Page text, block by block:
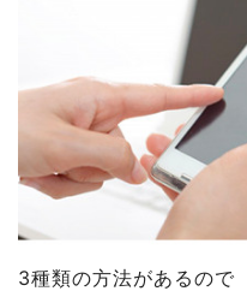
3種類の方法があるので